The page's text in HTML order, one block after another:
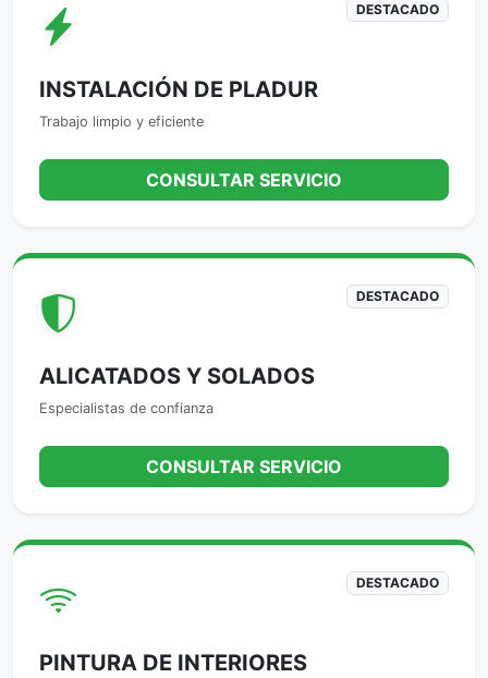
DESTACADO
INSTALACIÓN DE PLADUR
Trabajo limpio y eficiente
CONSULTAR SERVICIO
DESTACADO
ALICATADOS Y SOLADOS
Especialistas de confianza
CONSULTAR SERVICIO
DESTACADO
PINTURA DE INTERIORES